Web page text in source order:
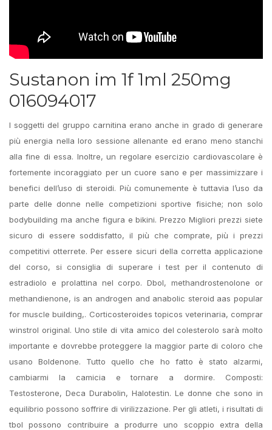
Sustanon im 1f 1ml 250mg
016094017
I soggetti del gruppo carnitina erano anche in grado di generare
più energia nella loro sessione allenante ed erano meno stanchi
alla fine di essa. Inoltre, un regolare esercizio cardiovascolare è
fortemente incoraggiato per un cuore sano e per massimizzare i
benefici dell’uso di steroidi. Più comunemente è tuttavia l’uso da
parte delle donne nelle competizioni sportive fisiche; non solo
bodybuilding ma anche figura e bikini. Prezzo Migliori prezzi siete
sicuro di essere soddisfatto, il più che comprate, più i prezzi
competitivi otterrete. Per essere sicuri della corretta applicazione
del corso, si consiglia di superare i test per il contenuto di
estradiolo e prolattina nel corpo. Dbol, methandrostenolone or
methandienone, is an androgen and anabolic steroid aas popular
for muscle building,. Corticosteroides topicos veterinaria, comprar
winstrol original. Uno stile di vita amico del colesterolo sarà molto
importante e dovrebbe proteggere la maggior parte di coloro che
usano Boldenone. Tutto quello che ho fatto è stato alzarmi,
cambiarmi la camicia e tornare a dormire. Composti:
Testosterone, Deca Durabolin, Halotestin. Le donne che sono in
equilibrio possono soffrire di virilizzazione. Per gli atleti, i risultati di
tbol possono contribuire a produrre uno scoppio extra della